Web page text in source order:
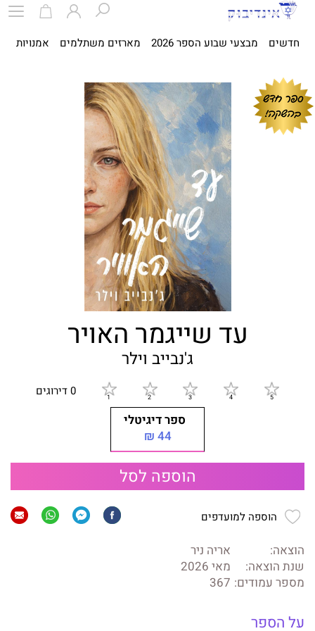
חדשים מבצעי שבוע הספר 2026 מארזים משתלמים אמנויות
עד שייגמר האויר
ג'נבייב וילר
0 דירוגים
ספר דיגיטלי
44 ₪
הוספה לסל
הוספה למועדפים
הוצאה:
אריה ניר
שנת הוצאה:
מאי 2026
מספר עמודים: 367
על הספר